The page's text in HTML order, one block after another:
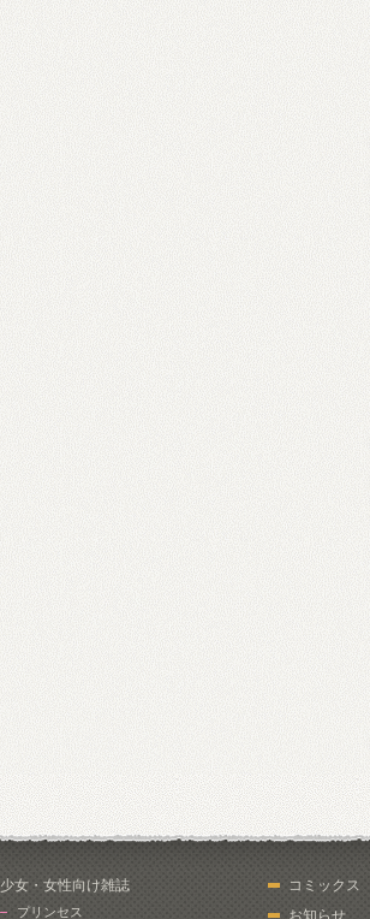
少女・女性向け雑誌
プリンセス
コミックス
お知らせ